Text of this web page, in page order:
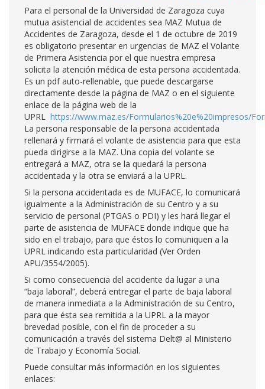
Para el personal de la Universidad de Zaragoza cuya
mutua asistencial de accidentes sea MAZ Mutua de
Accidentes de Zaragoza, desde el 1 de octubre de 2019
es obligatorio presentar en urgencias de MAZ el Volante
de Primera Asistencia por el que nuestra empresa
solicita la atención médica de esta persona accidentada.
Es un pdf auto-rellenable, que puede descargarse
directamente desde la página de MAZ o en el siguiente
enlace de la página web de la
UPRL https://www.maz.es/Formularios%20e%20impresos/
La persona responsable de la persona accidentada
rellenará y firmará el volante de asistencia para que esta
pueda dirigirse a la MAZ. Una copia del volante se
entregará a MAZ, otra se la quedará la persona
accidentada y la otra se enviará a la UPRL.
Si la persona accidentada es de MUFACE, lo comunicará
igualmente a la Administración de su Centro y a su
servicio de personal (PTGAS o PDI) y les hará llegar el
parte de asistencia de MUFACE donde indique que ha
sido en el trabajo, para que éstos lo comuniquen a la
UPRL indicando esta particularidad (Ver Orden
APU/3554/2005).
Si como consecuencia del accidente da lugar a una
“baja laboral”, deberá entregar el parte de baja laboral
de manera inmediata a la Administración de su Centro,
para que ésta sea remitida a la UPRL a la mayor
brevedad posible, con el fin de proceder a su
comunicación a través del sistema Delt@ al Ministerio
de Trabajo y Economía Social.
Puede consultar más información en los siguientes
enlaces: